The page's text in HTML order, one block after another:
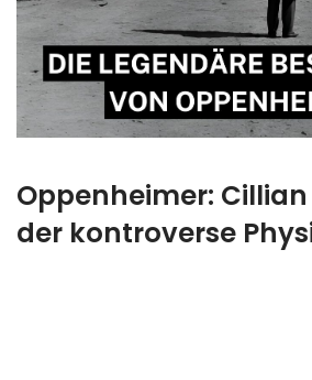
Oppenheimer:
der kontroverse